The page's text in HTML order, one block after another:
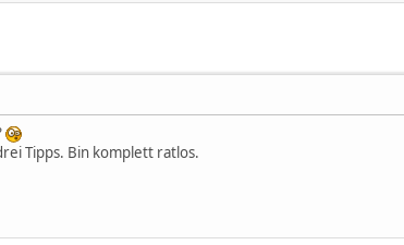
Tipps. Bin komplett ratlos.